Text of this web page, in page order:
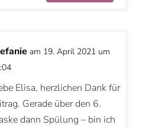
am 19. April 2021 um
Elisa, herzlichen Dank für
Gerade über den 6.
dann Spülung – bin ich